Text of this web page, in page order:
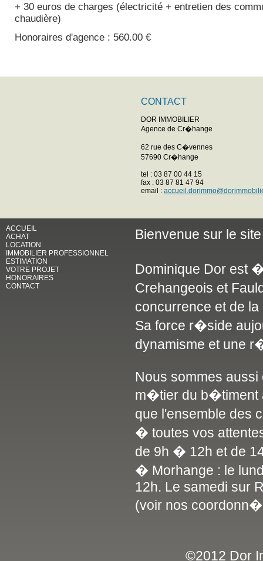
+ 30 euros de charges (électricité + entretien des
chaudière)
Honoraires d'agence : 560.00 €
CONTACT
DOR IMMOBILIER
Agence de Cr�hange
62 rue des C�vennes
57690 Cr�hange
tel : 03 87 00 44 15
fax : 03 87 81 47 94
email :
ACCUEIL
ACHAT
LOCATION
IMMOBILIER PROFESSIONNEL
ESTIMATION
VOTRE PROJET
HONORAIRES
CONTACT
Bienvenue sur le
Dominique Dor est
Crehangeois et
concurrence et de
Sa force r�side
dynamisme et une
Nous sommes
m�tier du b�timent
que l'ensemble des
� toutes vos
de 9h � 12h et de
� Morhange : le
12h. Le samedi sur
(voir nos
©2012 Dor